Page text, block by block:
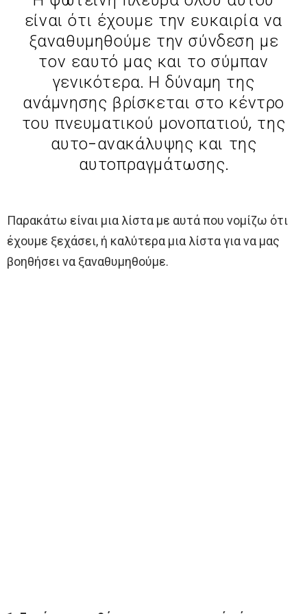
είναι ότι έχουμε την ευκαιρία να
ξαναθυμηθούμε την σύνδεση με
τον εαυτό μας και το σύμπαν
γενικότερα. Η δύναμη της
ανάμνησης βρίσκεται στο κέντρο
του πνευματικού μονοπατιού, της
αυτο-ανακάλυψης και της
αυτοπραγμάτωσης.
Παρακάτω είναι μια λίστα με αυτά που νομίζω ότι
έχουμε ξεχάσει, ή καλύτερα μια λίστα για να μας
βοηθήσει να ξαναθυμηθούμε.